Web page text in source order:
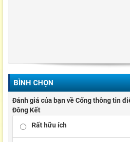
BÌNH CHỌN
Đánh giá của bạn về Cổng thông tin
Đông Kết
Rất hữu ích